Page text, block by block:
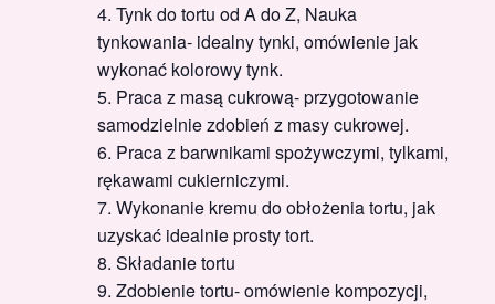
Tynk do tortu od A do Z, Nauka
tynkowania- idealny tynki, omówienie jak
wykonać kolorowy tynk.
Praca z masą cukrową- przygotowanie
samodzielnie zdobień z masy cukrowej.
Praca z barwnikami spożywczymi, tylkami,
rękawami cukierniczymi.
Wykonanie kremu do obłożenia tortu, jak
uzyskać idealnie prosty tort.
Składanie tortu
Zdobienie tortu- omówienie kompozycji,